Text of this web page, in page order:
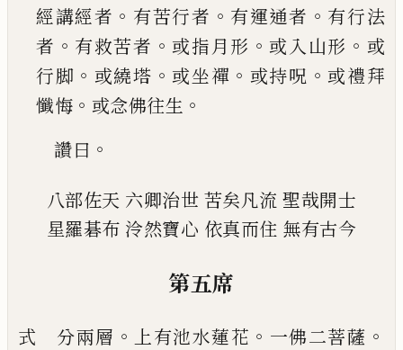
經講經者 。 有苦行者 。 有運通者 。 有行法
者 。 有救苦者 。 或指月 形 。 或入山形 。 或
行脚 。 或繞塔 。 或坐禪 。 或持呪 。 或禮拜
懺悔 。 或念佛往生 。
讚曰 。
八部佐天 六卿治世 苦矣凡流 聖哉開士
星羅碁布 泠然寶心 依真而住 無有古今
第五席
式 分兩層 。 上有池水蓮花 。 一佛二菩薩 。